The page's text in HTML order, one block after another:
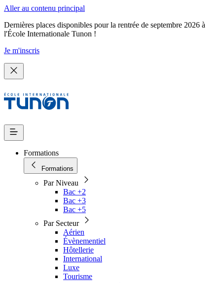
Aller au contenu principal
Dernières places disponibles pour la rentrée de septembre 2026 à
l'École Internationale Tunon !
Je m'inscris
Formations
Formations
Par Niveau
Bac +2
Bac +3
Bac +5
Par Secteur
Aérien
Évènementiel
Hôtellerie
International
Luxe
Tourisme